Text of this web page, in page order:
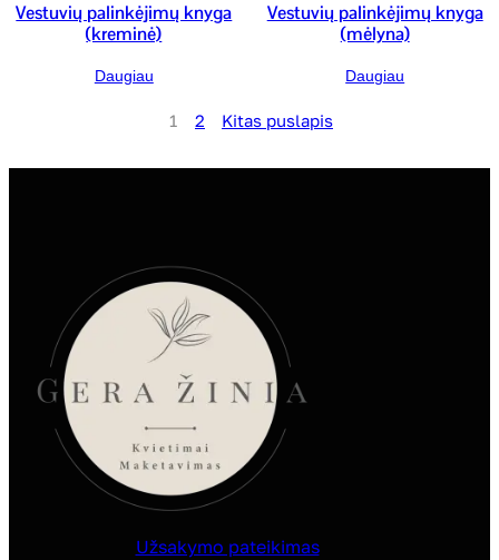
Vestuvių palinkėjimų knyga
(kreminė)
Daugiau
Vestuvių palinkėjimų knyga
(mėlyna)
Daugiau
1 2 Kitas puslapis
Užsakymo pateikimas